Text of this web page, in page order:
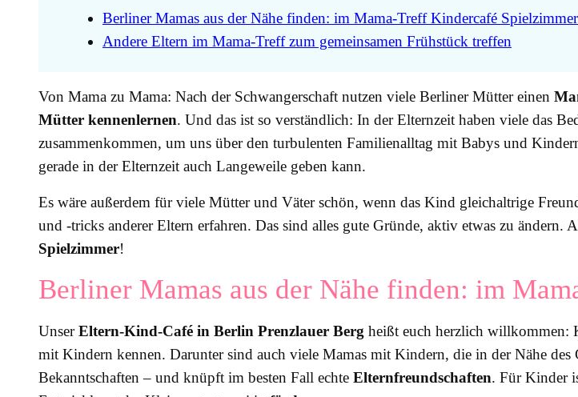
Berliner Mamas aus der Nähe finden: im Mama-Treff Kindercafé Spielzimmer
Andere Eltern im Mama-Treff zum gemeinsamen Frühstück treffen
Von Mama zu Mama: Nach der Schwangerschaft nutzen viele Berliner Mütter einen
Mütter kennenlernen. Und das ist so verständlich: In der Elternzeit haben viele das
zusammenkommen, um uns über den turbulenten Familienalltag mit Babys und
gerade in der Elternzeit auch Langeweile geben kann.
Es wäre außerdem für viele Mütter und Väter schön, wenn das Kind gleichaltrige
und -tricks anderer Eltern erfahren. Das sind alles gute Gründe, aktiv etwas zu ändern.
Spielzimmer!
Berliner Mamas aus der Nähe finden: im
UnserEltern-Kind-Café in Berlin Prenzlauer Berg heißt euch herzlich willkommen:
mit Kindern kennen. Darunter sind auch viele Mamas mit Kindern, die in der Nähe
Bekanntschaften – und knüpft im besten Fall echte Elternfreundschaften. Für Kinder